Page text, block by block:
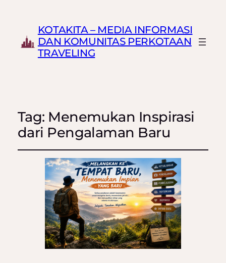
KOTAKITA – MEDIA INFORMASI
DAN KOMUNITAS PERKOTAAN
TRAVELING
Tag: Menemukan Inspirasi
dari Pengalaman Baru